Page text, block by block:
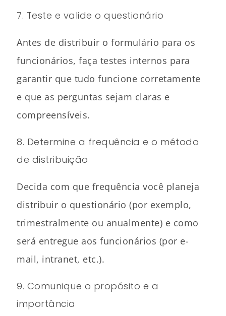
7. Teste e valide o questionário
Antes de distribuir o formulário para os
funcionários, faça testes internos para
garantir que tudo funcione corretamente
e que as perguntas sejam claras e
compreensíveis.
8. Determine a frequência e o método
de distribuição
Decida com que frequência você planeja
distribuir o questionário (por exemplo,
trimestralmente ou anualmente) e como
será entregue aos funcionários (por e-
mail, intranet, etc.).
9. Comunique o propósito e a
importância